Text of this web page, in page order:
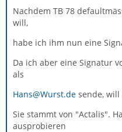
Nachdem TB 78
will,
habe ich ihm nun eine
Da ich aber eine Signatur
als
Hans@Wurst.de sende,
Sie stammt von "Actalis".
ausprobieren